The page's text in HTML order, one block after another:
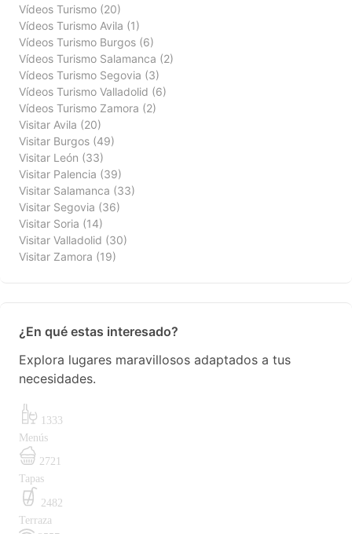
Vídeos Turismo (20)
Vídeos Turismo Avila (1)
Vídeos Turismo Burgos (6)
Vídeos Turismo Salamanca (2)
Vídeos Turismo Segovia (3)
Vídeos Turismo Valladolid (6)
Vídeos Turismo Zamora (2)
Visitar Avila (20)
Visitar Burgos (49)
Visitar León (33)
Visitar Palencia (39)
Visitar Salamanca (33)
Visitar Segovia (36)
Visitar Soria (14)
Visitar Valladolid (30)
Visitar Zamora (19)
¿En qué estas interesado?
Explora lugares maravillosos adaptados a tus
necesidades.
1333
Menús
2721
Tapas
2482
Terraza